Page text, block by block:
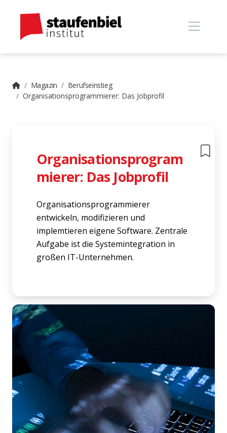
Magazin
Berufseinstieg
Organisationsprogrammierer: Das Jobprofil
Organisationsprogram
mierer: Das Jobprofil
Organisationsprogrammierer
entwickeln, modifizieren und
implemtieren eigene Software. Zentrale
Aufgabe ist die Systemintegration in
großen IT-Unternehmen.